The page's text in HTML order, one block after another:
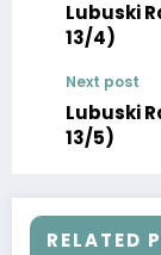
Lubuski
13/4)
Next post
Lubuski
13/5)
RELATED